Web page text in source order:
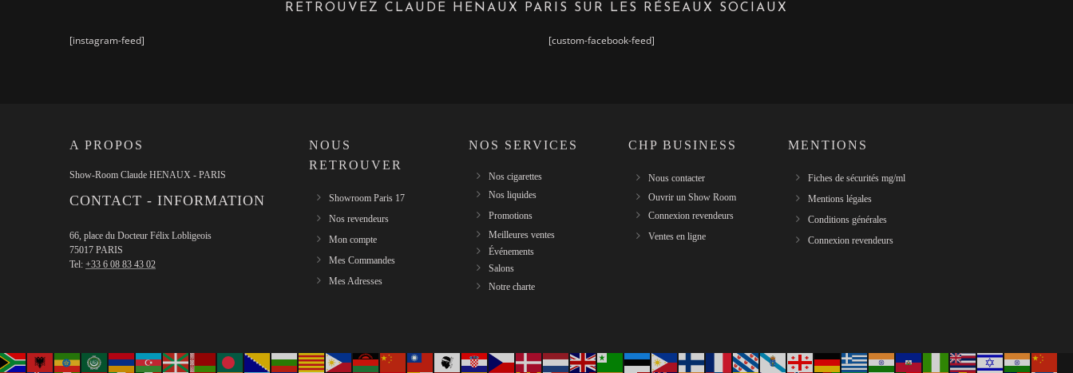
RETROUVEZ CLAUDE HENAUX PARIS SUR LES RÉSEAUX SOCIAUX
[instagram-feed] [custom-facebook-feed]
A PROPOS
Show-Room Claude HENAUX - PARIS
CONTACT - INFORMATION
66, place du Docteur Félix Lobligeois
75017 PARIS
Tel: +33 6 08 83 43 02
NOUS
RETROUVER
Showroom Paris 17
Nos revendeurs
Mon compte
Mes Commandes
Mes Adresses
NOS SERVICES
Nos cigarettes
Nos liquides
Promotions
Meilleures ventes
Événements
Salons
Notre charte
CHP BUSINESS
Nous contacter
Ouvrir un Show Room
Connexion revendeurs
Ventes en ligne
MENTIONS
Fiches de sécurités mg/ml
Mentions légales
Conditions générales
Connexion revendeurs